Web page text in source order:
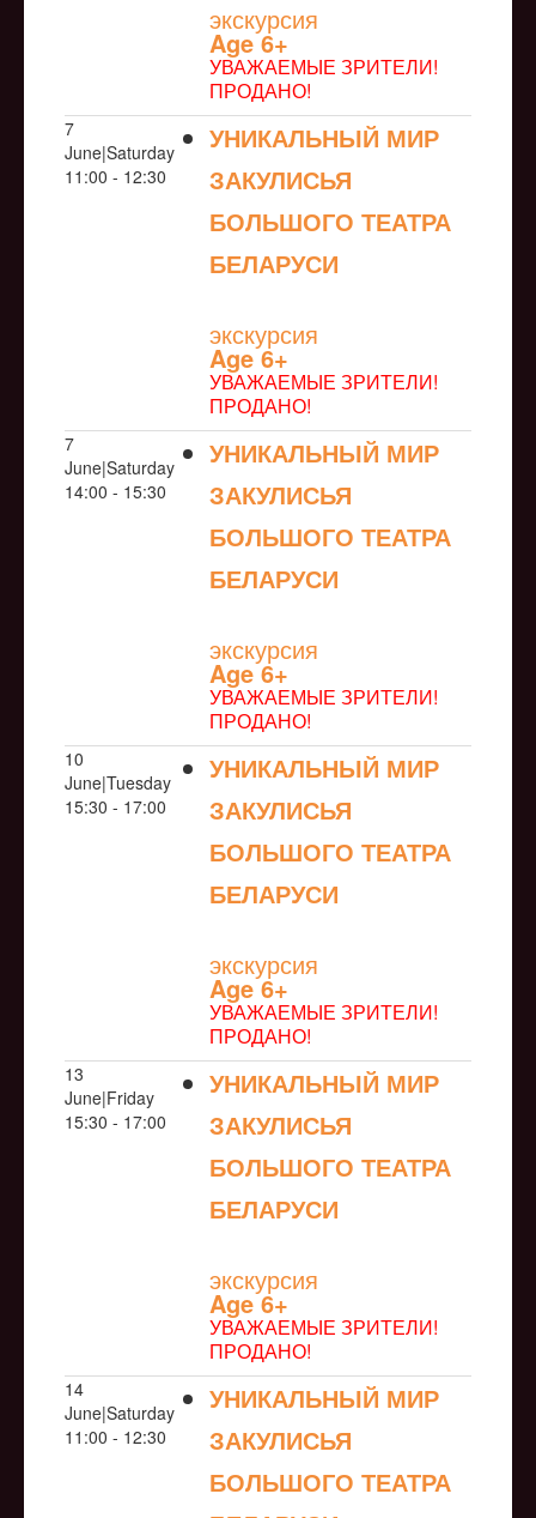
экскурсия
Age 6+
УВАЖАЕМЫЕ ЗРИТЕЛИ!
ПРОДАНО!
7
June|Saturday
11:00 - 12:30
УНИКАЛЬНЫЙ МИР
ЗАКУЛИСЬЯ
БОЛЬШОГО ТЕАТРА
БЕЛАРУСИ
экскурсия
Age 6+
УВАЖАЕМЫЕ ЗРИТЕЛИ!
ПРОДАНО!
7
June|Saturday
14:00 - 15:30
УНИКАЛЬНЫЙ МИР
ЗАКУЛИСЬЯ
БОЛЬШОГО ТЕАТРА
БЕЛАРУСИ
экскурсия
Age 6+
УВАЖАЕМЫЕ ЗРИТЕЛИ!
ПРОДАНО!
10
June|Tuesday
15:30 - 17:00
УНИКАЛЬНЫЙ МИР
ЗАКУЛИСЬЯ
БОЛЬШОГО ТЕАТРА
БЕЛАРУСИ
экскурсия
Age 6+
УВАЖАЕМЫЕ ЗРИТЕЛИ!
ПРОДАНО!
13
June|Friday
15:30 - 17:00
УНИКАЛЬНЫЙ МИР
ЗАКУЛИСЬЯ
БОЛЬШОГО ТЕАТРА
БЕЛАРУСИ
экскурсия
Age 6+
УВАЖАЕМЫЕ ЗРИТЕЛИ!
ПРОДАНО!
14
June|Saturday
11:00 - 12:30
УНИКАЛЬНЫЙ МИР
ЗАКУЛИСЬЯ
БОЛЬШОГО ТЕАТРА